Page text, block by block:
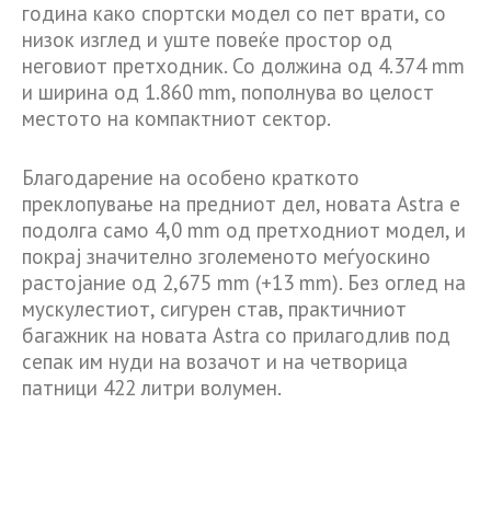
година како спортски модел со пет врати, со
низок изглед и уште повеќе простор од
неговиот претходник. Со должина од 4.374 mm
и ширина од 1.860 mm, пополнува во целост
местото на компактниот сектор.
Благодарение на особено краткото
преклопување на предниот дел, новата Astra е
подолга само 4,0 mm од претходниот модел, и
покрај значително зголеменото меѓуоскино
растојание од 2,675 mm (+13 mm). Без оглед на
мускулестиот, сигурен став, практичниот
багажник на новата Astra со прилагодлив под
сепак им нуди на возачот и на четворица
патници 422 литри волумен.